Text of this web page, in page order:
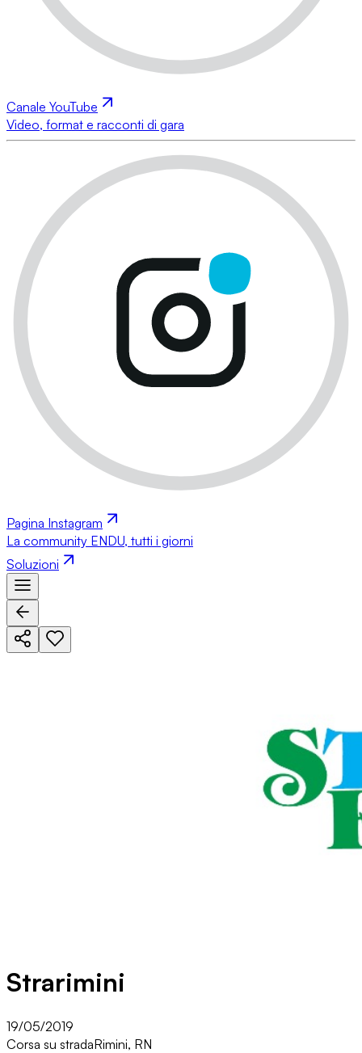
Canale YouTube
Video, format e racconti di gara
Pagina Instagram
La community ENDU, tutti i giorni
Soluzioni
Strarimini
19/05/2019
Corsa su stradaRimini, RN